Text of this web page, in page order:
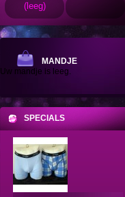
(leeg)
MANDJE
Uw mandje is leeg.
SPECIALS